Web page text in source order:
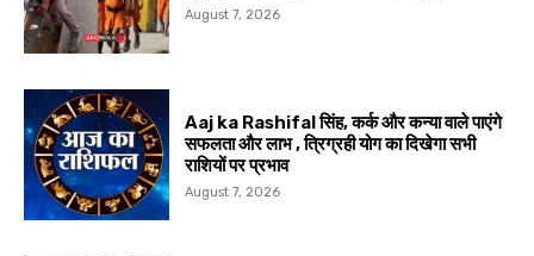
August 7, 2026
Aaj ka Rashifal सिंह, कर्क और कन्या वाले पाएंगे
सफलता और लाभ , त्रिग्रही योग का दिखेगा सभी
राशियों पर प्रभाव
August 7, 2026